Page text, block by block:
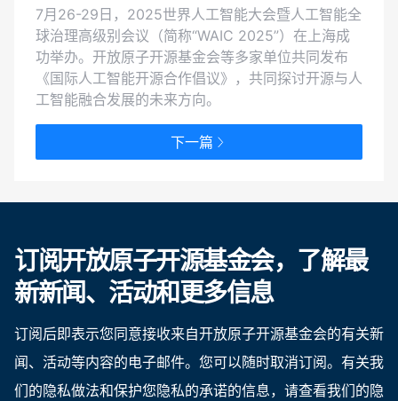
7月26-29日，2025世界人工智能大会暨人工智能全
球治理高级别会议（简称“WAIC 2025”）在上海成
功举办。开放原子开源基金会等多家单位共同发布
《国际人工智能开源合作倡议》，共同探讨开源与人
工智能融合发展的未来方向。
下一篇
订阅开放原子开源基金会，了解最
新新闻、活动和更多信息
订阅后即表示您同意接收来自开放原子开源基金会的有关新
闻、活动等内容的电子邮件。您可以随时取消订阅。有关我
们的隐私做法和保护您隐私的承诺的信息，请查看我们的隐